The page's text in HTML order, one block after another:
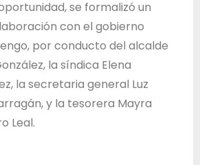
se formalizó un
con el gobierno
por conducto del alcalde
la síndica Elena
la secretaria general Luz
y la tesorera Mayra
Leal.